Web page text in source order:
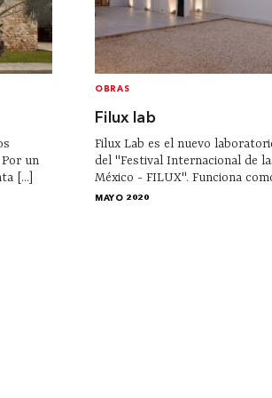
un
[...]
OBRAS
Filux lab
Filux Lab es el nuevo
del "Festival Internacional de
México - FILUX". Funciona
MAYO 2020